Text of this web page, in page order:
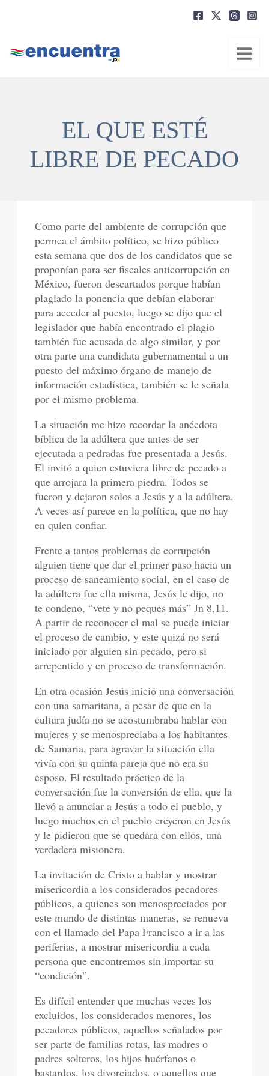
EL QUE ESTÉ
LIBRE DE PECADO
Como parte del ambiente de corrupción que
permea el ámbito político, se hizo público
esta semana que dos de los candidatos que se
proponían para ser fiscales anticorrupción en
México, fueron descartados porque habían
plagiado la ponencia que debían elaborar
para acceder al puesto, luego se dijo que el
legislador que había encontrado el plagio
también fue acusada de algo similar, y por
otra parte una candidata gubernamental a un
puesto del máximo órgano de manejo de
información estadística, también se le señala
por el mismo problema.
La situación me hizo recordar la anécdota
bíblica de la adúltera que antes de ser
ejecutada a pedradas fue presentada a Jesús.
El invitó a quien estuviera libre de pecado a
que arrojara la primera piedra. Todos se
fueron y dejaron solos a Jesús y a la adúltera.
A veces así parece en la política, que no hay
en quien confiar.
Frente a tantos problemas de corrupción
alguien tiene que dar el primer paso hacia un
proceso de saneamiento social, en el caso de
la adúltera fue ella misma, Jesús le dijo, no
te condeno, “vete y no peques más” Jn 8,11.
A partir de reconocer el mal se puede iniciar
el proceso de cambio, y este quizá no será
iniciado por alguien sin pecado, pero si
arrepentido y en proceso de transformación.
En otra ocasión Jesús inició una conversación
con una samaritana, a pesar de que en la
cultura judía no se acostumbraba hablar con
mujeres y se menospreciaba a los habitantes
de Samaria, para agravar la situación ella
vivía con su quinta pareja que no era su
esposo. El resultado práctico de la
conversación fue la conversión de ella, que la
llevó a anunciar a Jesús a todo el pueblo, y
luego muchos en el pueblo creyeron en Jesús
y le pidieron que se quedara con ellos, una
verdadera misionera.
La invitación de Cristo a hablar y mostrar
misericordia a los considerados pecadores
públicos, a quienes son menospreciados por
este mundo de distintas maneras, se renueva
con el llamado del Papa Francisco a ir a las
periferias, a mostrar misericordia a cada
persona que encontremos sin importar su
“condición”.
Es difícil entender que muchas veces los
excluidos, los considerados menores, los
pecadores públicos, aquellos señalados por
ser parte de familias rotas, las madres o
padres solteros, los hijos huérfanos o
bastardos, los divorciados, o aquellos que